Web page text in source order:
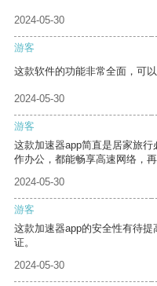
2024-05-30
游客
这款软件的功能非常全面，可以
2024-05-30
游客
这款加速器app简直是居家旅
作办公，都能畅享高速网络，
2024-05-30
游客
这款加速器app的安全性有待
证。
2024-05-30